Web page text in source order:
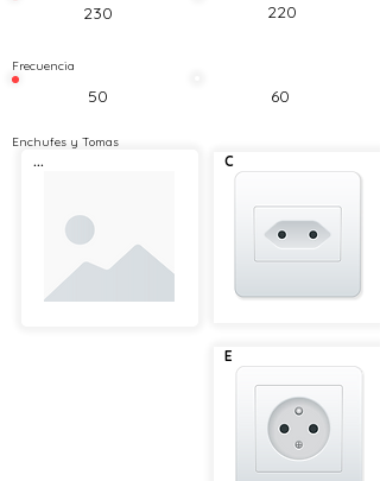
230 220
Frecuencia
50 60
Enchufes y Tomas
... C
E